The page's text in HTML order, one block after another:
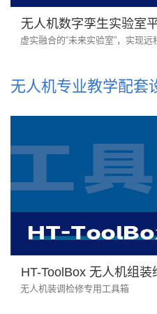
无人机数字孪生实验室
虚实融合的“未来实验室”，实现
无人机专业教学配套
HT-ToolBox 无人机组
无人机装调检修专用工具箱